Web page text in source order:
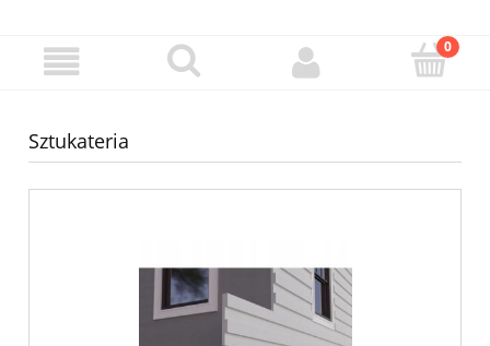
Sztukateria